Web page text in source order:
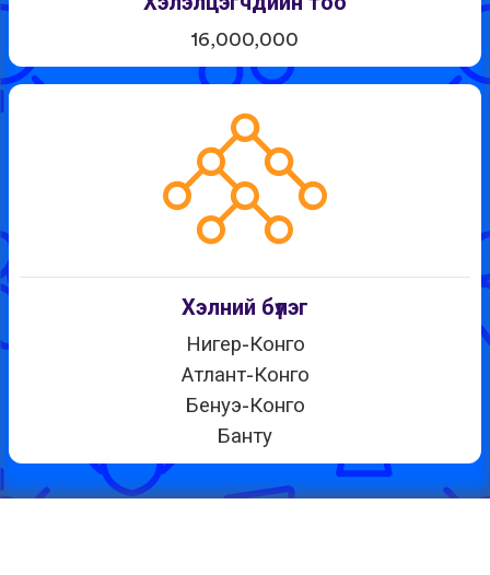
16,000,000
Хэлний бүлэг
Нигер-Конго
Атлант-Конго
Бенуэ-Конго
Банту